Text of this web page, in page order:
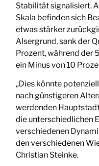
Stabilität signalisiert.
Skala befinden sich
etwas stärker
Alsergrund, sank der
Prozent, während der
ein Minus von 10
„Dies könnte
nach günstigeren
werdenden
die unterschiedlichen
verschiedenen
den verschiedenen
Christian Steinke.